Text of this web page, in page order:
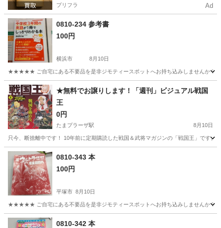
プリフラ Ad
0810-234 参考書
100円
横浜市 8月10日
★★★★★ ご自宅にある不要品を是非ジモティースポットへお持ち込みしませんか？
神奈川 横浜市 参考書 現地
★無料でお譲りします！「週刊」ビジュアル戦国
王
0円
たまプラーザ駅 8月10日
只今、断捨離中です！ 10年前に定期購読した戦国＆武将マガジンの「戦国王」です
神奈川 横浜市 たまプラーザ駅
0810-343 本
100円
平塚市 8月10日
★★★★★ ご自宅にある不要品を是非ジモティースポットへお持ち込みしませんか？
神奈川 平塚市 現地
0810-342 本